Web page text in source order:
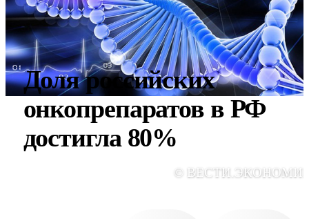
Доля российских
онкопрепаратов в РФ
достигла 80%
©